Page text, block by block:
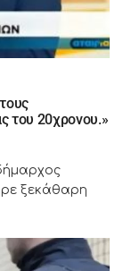
του 20χρονου.»
ξεκάθαρη